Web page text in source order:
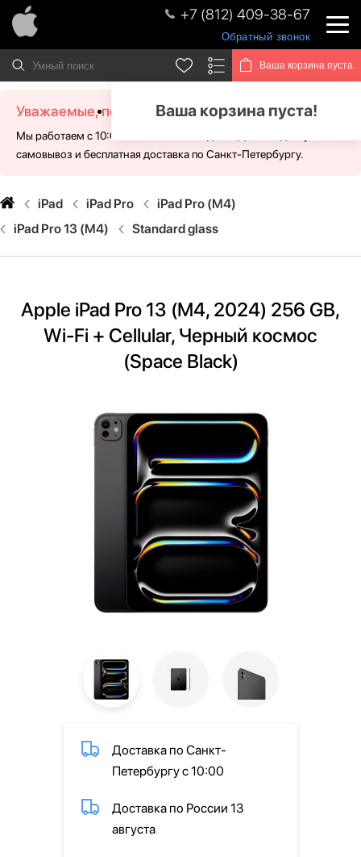
+7 (812) 409-38-67
Обратный звонок
Ваша корзина пуста
Ваша корзина пуста!
Уважаемые, посетители!
Мы работаем с 10:00 - 21:00 без выходных. Для Вас доступен
самовывоз и бесплатная доставка по Санкт-Петербургу.
iPad iPad Pro
iPad Pro (M4)
iPad Pro 13 (M4)
Standard glass
Apple iPad Pro 13 (M4, 2024) 256 GB,
Wi-Fi + Cellular, Черный космос
(Space Black)
Доставка по Санкт-
Петербургу с 10:00
Доставка по России 13
августа